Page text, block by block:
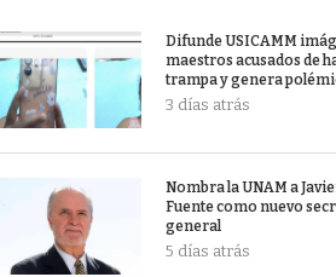
Difunde USICAMM
maestros acusados de
trampa y genera
3 días atrás
Nombra la UNAM a
Fuente como nuevo
general
5 días atrás